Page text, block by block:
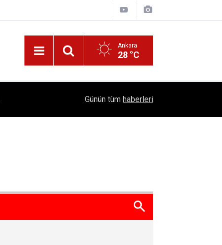
Ankara
28 °C
1504 Kep, Tek Bir Hedef: Bilim Kenti Çubuk
Günün tüm haberleri